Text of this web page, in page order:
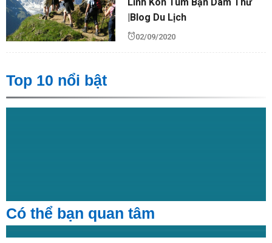
|Blog Du Lịch
02/09/2020
Top 10 nổi bật
Có thể bạn quan tâm